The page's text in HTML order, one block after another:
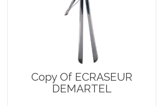
Copy Of ECRASEUR
DEMARTEL